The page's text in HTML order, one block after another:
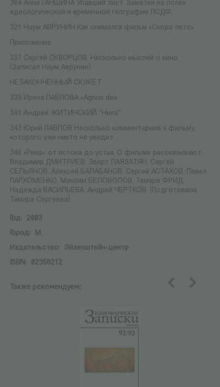
304 Анна ГАНШИНА Упавший лист. Заметки на полях
идеологической и временной географии ЛСДФ.
321 Наум АВРУНИН Как снимался фильм «Cкоро лето».
Приложение
337 Сергей СКВОРЦОВ. Несколько мыслей о кино.
(Записал Наум Аврунин).
НЕЗАКОНЧЕННЫЙ СЮЖЕТ
339 Ирина ПАВЛОВА «Agnus dei»
341 Андрей ЖИТИНСКИЙ "Ника"
343 Юрий ПАВЛОВ Несколько комментариев к фильму,
которого уже никто не увидит.
346 «Река»: от истока до устья. О фильме рассказывают:
Владимир ДМИТРИЕВ, Эверт ПАЯЗАТЯН, Сергей
СЕЛЬЯНОВ, Алексей БАЛАБАНОВ, Сергей АСТАХОВ, Павел
ПАРХОМЕНКО, Максим БЕЛОВОЛОВ, Тамара ФРИД,
Надежда ВАСИЛЬЕВА, Андрей ЧЕРТКОВ. (Подготовила
Тамара Сергеева).
Год:
2003
Город:
М.
Издательство:
Эйзенштейн-центр
ISBN:
02358212
Также рекомендуем: